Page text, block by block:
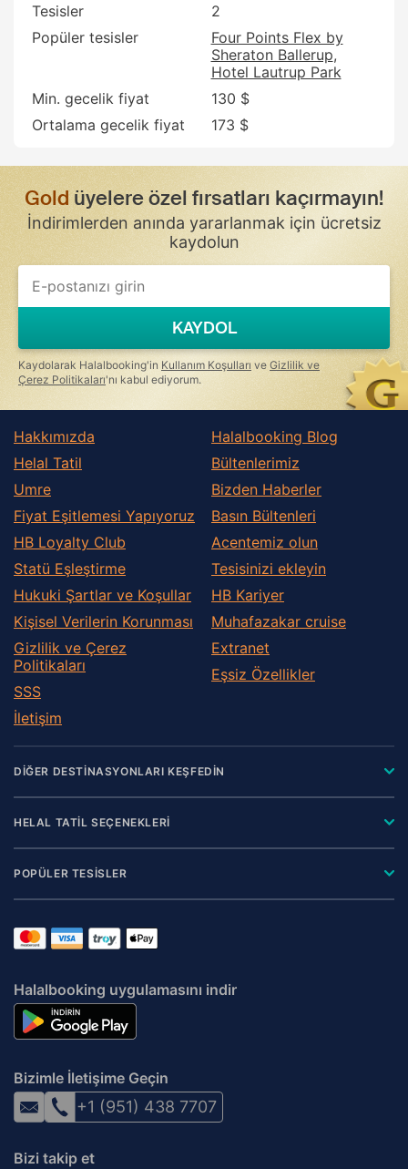
Tesisler
2
Popüler tesisler
Four Points Flex by
Sheraton Ballerup
Hotel Lautrup Park
Min. gecelik fiyat
130 $
Ortalama gecelik fiyat
173 $
Goldüyelere özel fırsatları kaçırmayın!
İndirimlerden anında yararlanmak için ücretsiz
kaydolun
KAYDOL
Kaydolarak Halalbooking'in Kullanım Koşulları ve Gizlilik ve
Çerez Politikaları'nı kabul ediyorum.
Hakkımızda
Helal Tatil
Umre
Fiyat Eşitlemesi Yapıyoruz
HB Loyalty Club
Statü Eşleştirme
Hukuki Şartlar ve Koşullar
Kişisel Verilerin Korunması
Gizlilik ve Çerez
Politikaları
SSS
İletişim
Halalbooking Blog
Bültenlerimiz
Bizden Haberler
Basın Bültenleri
Acentemiz olun
Tesisinizi ekleyin
HB Kariyer
Muhafazakar сruise
Extranet
Eşsiz Özellikler
DİĞER DESTİNASYONLARI KEŞFEDİN
HELAL TATİL SEÇENEKLERİ
POPÜLER TESİSLER
Halalbooking uygulamasını indir
Bizimle İletişime Geçin
+1 (951) 438 7707
Bizi takip et